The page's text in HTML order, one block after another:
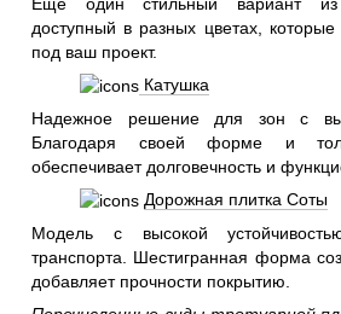
доступный в разных цветах,
под ваш проект.
Катушка
Надежное решение для зон с
Благодаря своей форме и
обеспечивает долговечность и
Дорожная плитка Соты
Модель с высокой
транспорта. Шестигранная форма
добавляет прочности покрытию.